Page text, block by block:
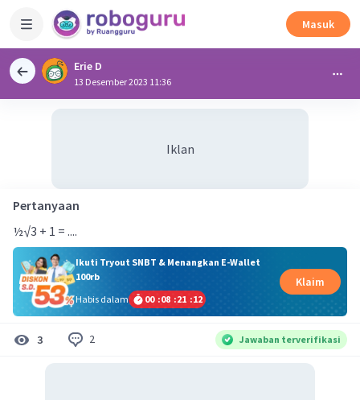
Masuk
Erie D
13 Desember 2023 11:36
Iklan
Pertanyaan
½√3 + 1 = ....
Ikuti Tryout SNBT & Menangkan E-Wallet
100rb
Habis dalam
00 :08 :21 :12
Klaim
3 2 Jawaban terverifikasi